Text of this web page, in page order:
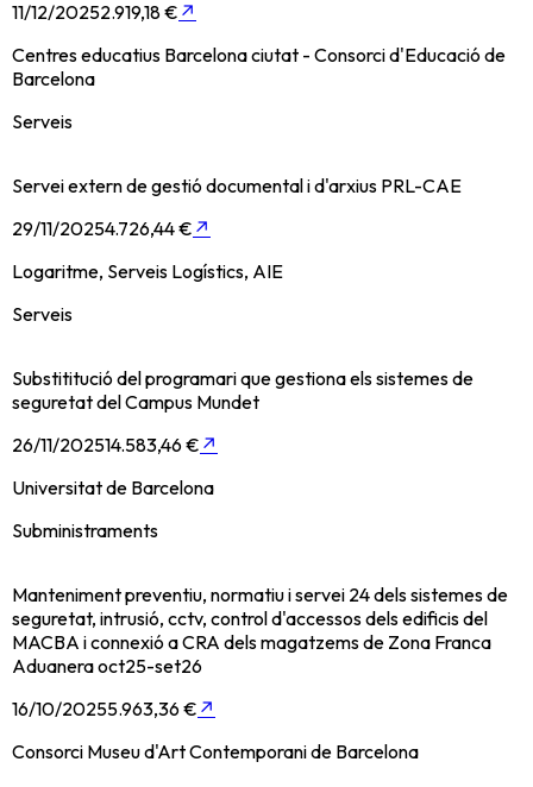
11/12/20252.919,18 € ↗
Centres educatius Barcelona ciutat - Consorci d'Educació de
Barcelona
Serveis
Servei extern de gestió documental i d'arxius PRL-CAE
29/11/20254.726,44 € ↗
Logaritme, Serveis Logístics, AIE
Serveis
Substititució del programari que gestiona els sistemes de
seguretat del Campus Mundet
26/11/202514.583,46 € ↗
Universitat de Barcelona
Subministraments
Manteniment preventiu, normatiu i servei 24 dels sistemes de
seguretat, intrusió, cctv, control d'accessos dels edificis del
MACBA i connexió a CRA dels magatzems de Zona Franca
Aduanera oct25-set26
16/10/20255.963,36 € ↗
Consorci Museu d'Art Contemporani de Barcelona